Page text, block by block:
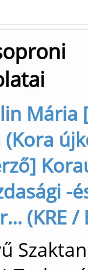
Mária
-
(KRE /